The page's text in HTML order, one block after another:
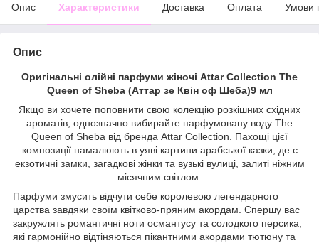
Опис Характеристики Доставка Оплата Умови
Опис
Оригінальні олійні парфуми жіночі Attar Collection The
Queen of Sheba (Аттар зе Квін оф Шеба)9 мл
Якщо ви хочете поповнити свою колекцію розкішних східних
ароматів, однозначно вибирайте парфумовану воду The
Queen of Sheba від бренда Attar Collection. Пахощі цієї
композиції намалюють в уяві картини арабської казки, де є
екзотичні замки, загадкові жінки та вузькі вулиці, залиті ніжним
місячним світлом.
Парфуми змусить відчути себе королевою легендарного
царства завдяки своїм квітково-пряним акордам. Спершу вас
закружлять романтичні ноти османтусу та солодкого персика,
які гармонійно відтіняються пікантними акордами тютюну та